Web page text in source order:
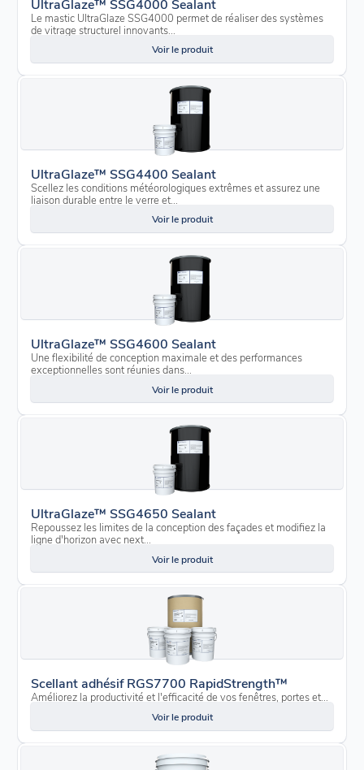
Le mastic UltraGlaze SSG4000 permet de réaliser des systèmes
de vitrage structurel innovants...
Voir le produit
UltraGlaze™ SSG4400 Sealant
Scellez les conditions météorologiques extrêmes et assurez une
liaison durable entre le verre et...
Voir le produit
UltraGlaze™ SSG4600 Sealant
Une flexibilité de conception maximale et des performances
exceptionnelles sont réunies dans...
Voir le produit
UltraGlaze™ SSG4650 Sealant
Repoussez les limites de la conception des façades et modifiez la
ligne d'horizon avec next...
Voir le produit
Scellant adhésif RGS7700 RapidStrength™
Améliorez la productivité et l'efficacité de vos fenêtres, portes et...
Voir le produit